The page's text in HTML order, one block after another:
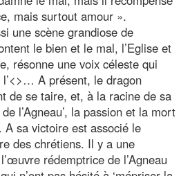
mais surtout amour ».
une scène grandiose de
le bien et le mal, l’Eglise et
résonne une voix céleste qui
>… A présent, le dragon
de se taire, et, à la racine de sa
l’Agneau’, la passion et la mort
sa victoire est associé le
des chrétiens. Il y a une
rédemptrice de l’Agneau